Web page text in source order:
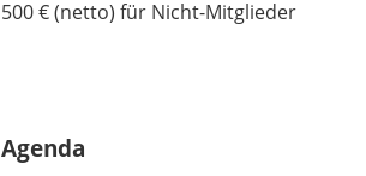
500 € (netto) für Nicht-Mitglieder
Agenda